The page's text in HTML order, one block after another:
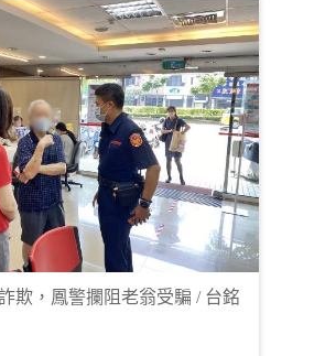
欺，鳳警攔阻老翁受騙 / 台銘